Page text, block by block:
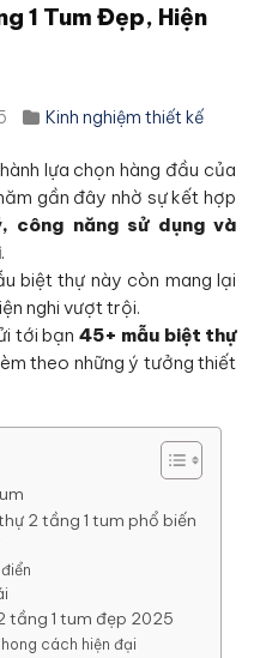
1 Tum Đẹp, Hiện
Kinh nghiệm thiết kế
lựa chọn hàng đầu của
gần đây nhờ sự kết hợp
công năng sử dụng và
.
biệt thự này còn mang lại
nghi vượt trội.
tới bạn 45+ mẫu biệt thự
theo những ý tưởng thiết
2 tầng 1 tum phổ biến
tầng 1 tum đẹp 2025
cách hiện đại